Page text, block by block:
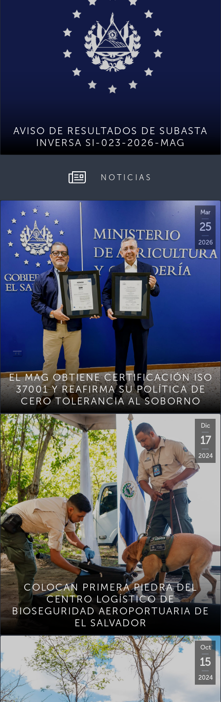
AVISO DE RESULTADOS DE SUBASTA
INVERSA SI-023-2026-MAG
NOTICIAS
Mar
25
2026
EL MAG OBTIENE CERTIFICACIÓN ISO
37001 Y REAFIRMA SU POLÍTICA DE
CERO TOLERANCIA AL SOBORNO
Dic
17
2024
COLOCAN PRIMERA PIEDRA DEL
CENTRO LOGÍSTICO DE
BIOSEGURIDAD AEROPORTUARIA DE
EL SALVADOR
Oct
15
2024